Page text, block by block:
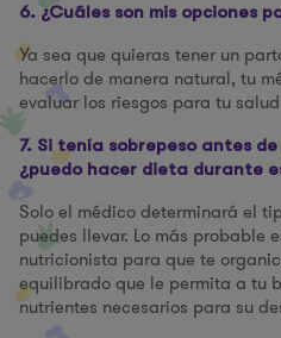
6. ¿Cuáles son mis opciones
Ya sea que quieras tener un
hacerlo de manera natural, tu
evaluar los riesgos para tu
7. Si tenía sobrepeso antes
¿puedo hacer dieta durante
Solo el médico determinará el
puedes llevar. Lo más probable
nutricionista para que te
equilibrado que le permita a tu
nutrientes necesarios para su